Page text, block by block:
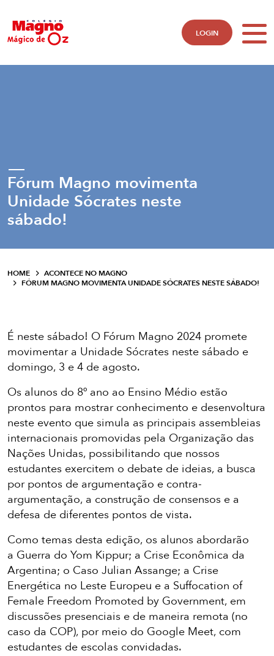
LOGIN
Fórum Magno movimenta
Unidade Sócrates neste
sábado!
HOME
ACONTECE NO MAGNO
FÓRUM MAGNO MOVIMENTA UNIDADE SÓCRATES NESTE SÁBADO!
É neste sábado! O Fórum Magno 2024 promete
movimentar a Unidade Sócrates neste sábado e
domingo, 3 e 4 de agosto.
Os alunos do 8º ano ao Ensino Médio estão
prontos para mostrar conhecimento e desenvoltura
neste evento que simula as principais assembleias
internacionais promovidas pela Organização das
Nações Unidas, possibilitando que nossos
estudantes exercitem o debate de ideias, a busca
por pontos de argumentação e contra-
argumentação, a construção de consensos e a
defesa de diferentes pontos de vista.
Como temas desta edição, os alunos abordarão
a Guerra do Yom Kippur; a Crise Econômica da
Argentina; o Caso Julian Assange; a Crise
Energética no Leste Europeu e a Suffocation of
Female Freedom Promoted by Government, em
discussões presenciais e de maneira remota (no
caso da COP), por meio do Google Meet, com
estudantes de escolas convidadas.